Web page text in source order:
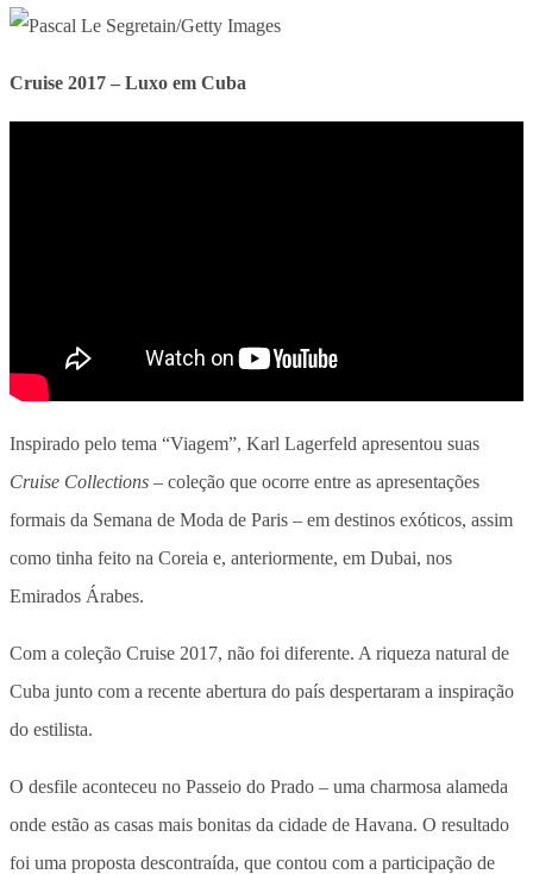
Cruise 2017 – Luxo em Cuba
Inspirado pelo tema “Viagem”, Karl Lagerfeld apresentou suas
Cruise Collections – coleção que ocorre entre as apresentações
formais da Semana de Moda de Paris – em destinos exóticos, assim
como tinha feito na Coreia e, anteriormente, em Dubai, nos
Emirados Árabes.
Com a coleção Cruise 2017, não foi diferente. A riqueza natural de
Cuba junto com a recente abertura do país despertaram a inspiração
do estilista.
O desfile aconteceu no Passeio do Prado – uma charmosa alameda
onde estão as casas mais bonitas da cidade de Havana. O resultado
foi uma proposta descontraída, que contou com a participação de